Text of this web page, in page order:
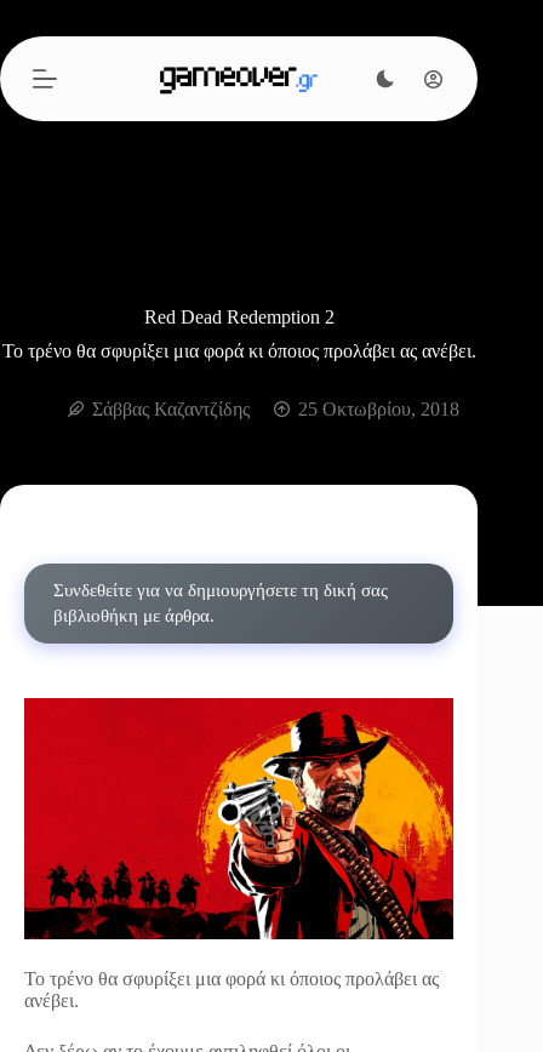
περιεχόμενο
Red Dead Redemption 2
Το τρένο θα σφυρίξει μια φορά κι όποιος προλάβει ας ανέβει.
Σάββας Καζαντζίδης 25 Οκτωβρίου, 2018
Συνδεθείτε για να δημιουργήσετε τη δική σας
βιβλιοθήκη με άρθρα.
Το τρένο θα σφυρίξει μια φορά κι όποιος προλάβει ας
ανέβει.